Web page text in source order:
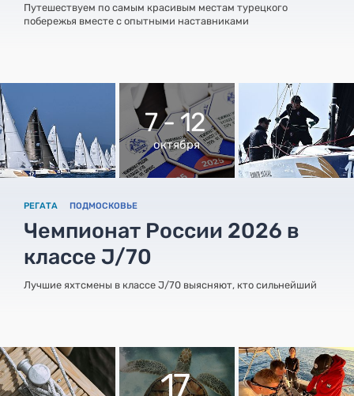
Путешествуем по самым красивым местам турецкого
побережья вместе с опытными наставниками
7 - 12
октября
РЕГАТА ПОДМОСКОВЬЕ
Чемпионат России 2026 в
классе J/70
Лучшие яхтсмены в классе J/70 выясняют, кто сильнейший
17